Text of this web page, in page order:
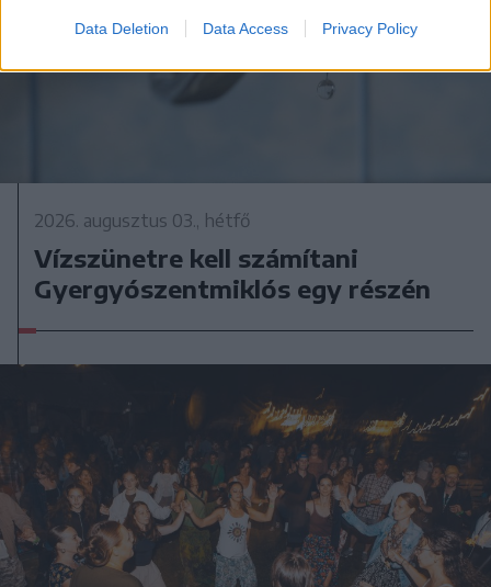
Data Deletion Data Access Privacy Policy
2026. augusztus 03., hétfő
Vízszünetre kell számítani
Gyergyószentmiklós egy részén